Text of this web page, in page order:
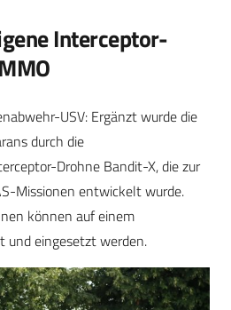
Interceptor-
USV: Ergänzt wurde die
durch die
Drohne Bandit-X, die zur
Missionen entwickelt wurde.
können auf einem
und eingesetzt werden.